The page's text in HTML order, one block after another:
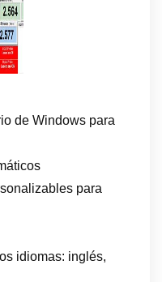
de Windows para
para
idiomas: inglés,